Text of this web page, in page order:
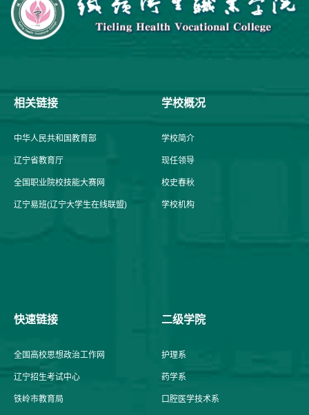
相关链接
中华人民共和国教育部
辽宁省教育厅
全国职业院校技能大赛网
辽宁易班(辽宁大学生在线联盟)
学校概况
学校简介
现任领导
校史春秋
学校机构
快速链接
全国高校思想政治工作网
辽宁招生考试中心
铁岭市教育局
二级学院
护理系
药学系
口腔医学技术系